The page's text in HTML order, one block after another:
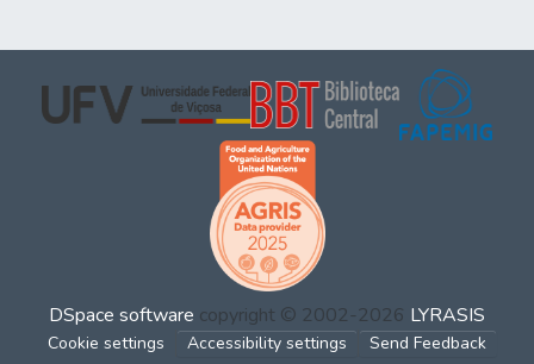
DSpace software copyright © 2002-2026 LYRASIS
Cookie settings Accessibility settings Send Feedback